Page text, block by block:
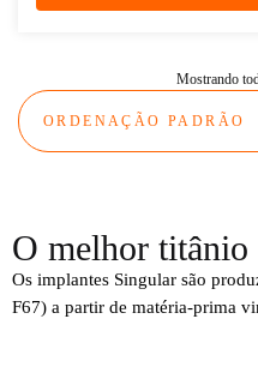
Mostrando
O melhor titânio
Os implantes Singular são
F67) a partir de matéria-prima